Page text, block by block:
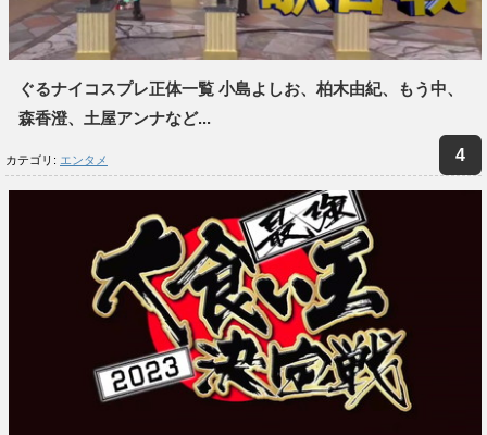
ぐるナイコスプレ正体一覧 小島よしお、柏木由紀、もう中、
森香澄、土屋アンナなど...
カテゴリ: エンタメ